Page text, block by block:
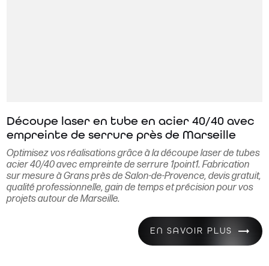
Découpe laser en tube en acier 40/40 avec
empreinte de serrure près de Marseille
Optimisez vos réalisations grâce à la découpe laser de tubes
acier 40/40 avec empreinte de serrure 1point1. Fabrication
sur mesure à Grans près de Salon-de-Provence, devis gratuit,
qualité professionnelle, gain de temps et précision pour vos
projets autour de Marseille.
EN SAVOIR PLUS